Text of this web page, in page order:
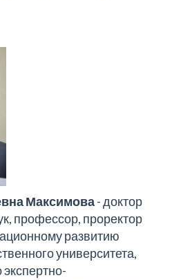
Максимова- доктор
профессор, проректор
развитию
университета,
экспертно-